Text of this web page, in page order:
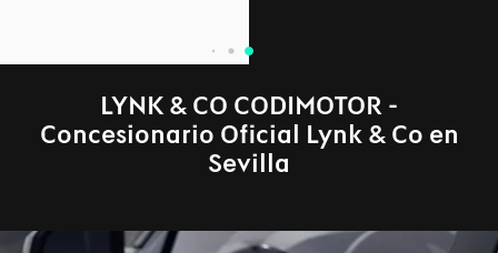
LYNK & CO CODIMOTOR -
Concesionario Oficial Lynk & Co en
Sevilla